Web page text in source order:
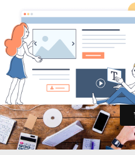
Page d'accueil
Derniers ajouts